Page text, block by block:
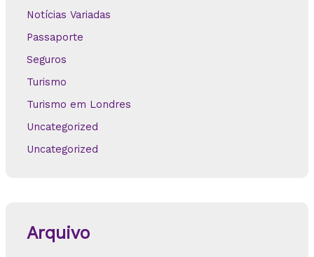
Notícias Variadas
Passaporte
Seguros
Turismo
Turismo em Londres
Uncategorized
Uncategorized
Arquivo